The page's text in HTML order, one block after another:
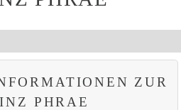
ZUR
PHRAE